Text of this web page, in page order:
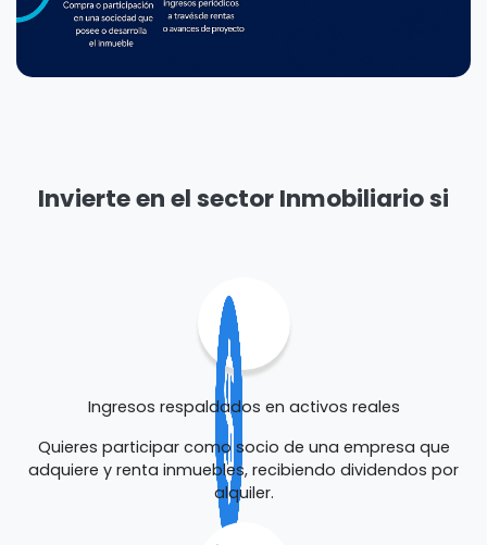
Invierte en el sector Inmobiliario si
Ingresos respaldados en activos reales
Quieres participar como socio de una empresa que
adquiere y renta inmuebles, recibiendo dividendos por
alquiler.